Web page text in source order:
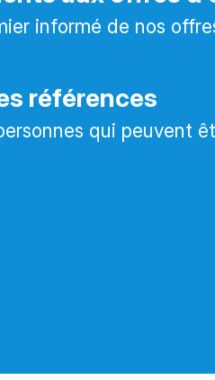
informé de nos
références
qui peuvent